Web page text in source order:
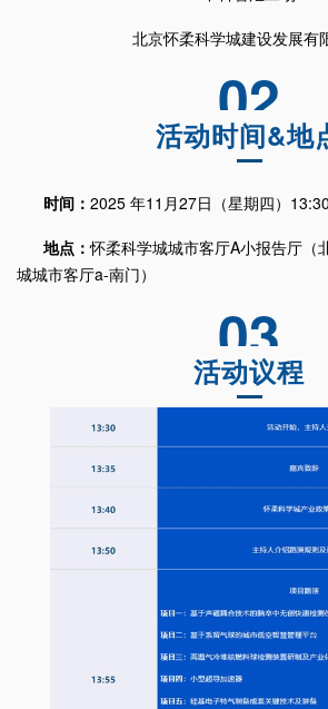
北京怀柔科学城建设发展有
02
活动时间&地
时间： 2025 年11月27日（星期四）
地点：怀柔科学城城市客厅A小报告厅（
城城市客厅a-南门）
03
活动议程